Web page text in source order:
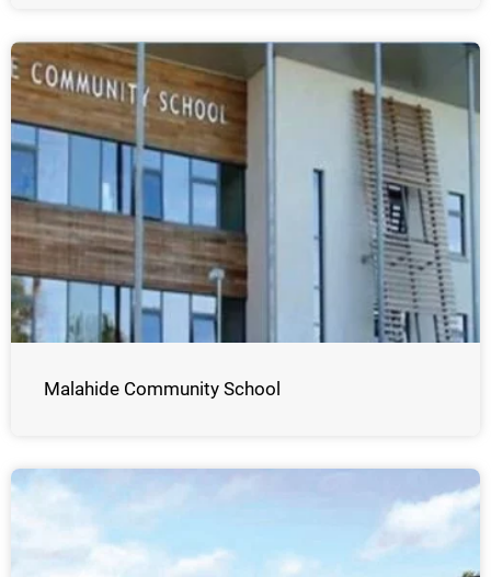
Malahide Community School